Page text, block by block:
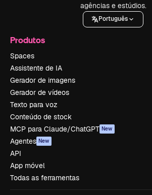
agências e estúdios.
Português
Produtos
Spaces
Assistente de IA
Gerador de imagens
Gerador de vídeos
Texto para voz
Conteúdo de stock
MCP para Claude/ChatGPT New
Agentes New
API
App móvel
Todas as ferramentas